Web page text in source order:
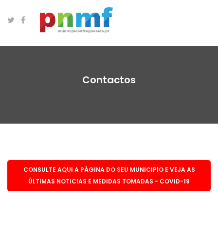
Contactos
CONSULTE AQUI A PÁGINA DO SEU MUNICIPIO E VEJA AS
ÚLTIMAS NOTICIAS E MEDIDAS TOMADAS - COVID-19